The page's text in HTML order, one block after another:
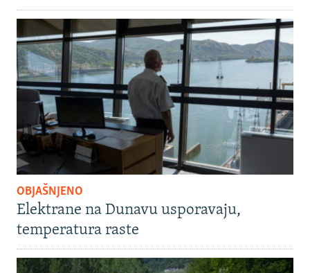
OBJAŠNJENO
Elektrane na Dunavu usporavaju,
temperatura raste